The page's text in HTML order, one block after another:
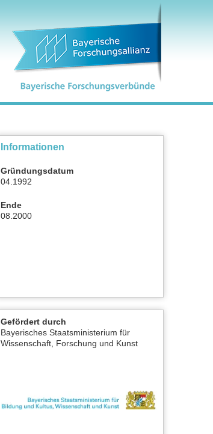
Informationen
Gründungsdatum
04.1992
Ende
08.2000
Gefördert durch
Bayerisches Staatsministerium für
Wissenschaft, Forschung und Kunst